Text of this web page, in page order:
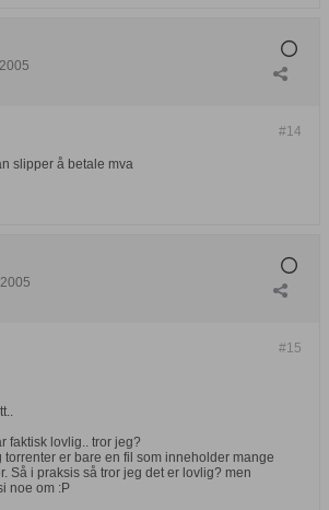
#14
slipper å betale mva
#15
faktisk lovlig.. tror jeg?
torrenter er bare en fil som inneholder mange
Så i praksis så tror jeg det er lovlig? men
noe om :P